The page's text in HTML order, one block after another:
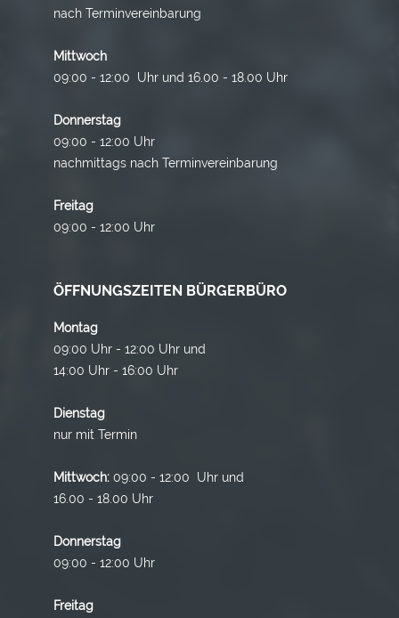
nach Terminvereinbarung
Mittwoch
09:00 - 12:00 Uhr und 16.00 - 18.00 Uhr
Donnerstag
09:00 - 12:00 Uhr
nachmittags nach Terminvereinbarung
Freitag
09:00 - 12:00 Uhr
ÖFFNUNGSZEITEN BÜRGERBÜRO
Montag
09:00 Uhr - 12:00 Uhr und
14:00 Uhr - 16:00 Uhr
Dienstag
nur mit Termin
Mittwoch: 09:00 - 12:00 Uhr und
16.00 - 18.00 Uhr
Donnerstag
09:00 - 12:00 Uhr
Freitag